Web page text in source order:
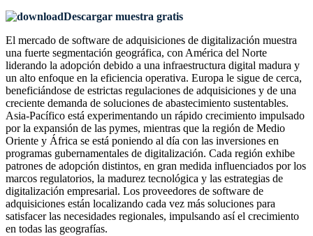
Descargar muestra gratis
El mercado de software de adquisiciones de digitalización muestra
una fuerte segmentación geográfica, con América del Norte
liderando la adopción debido a una infraestructura digital madura y
un alto enfoque en la eficiencia operativa. Europa le sigue de cerca,
beneficiándose de estrictas regulaciones de adquisiciones y de una
creciente demanda de soluciones de abastecimiento sustentables.
Asia-Pacífico está experimentando un rápido crecimiento impulsado
por la expansión de las pymes, mientras que la región de Medio
Oriente y África se está poniendo al día con las inversiones en
programas gubernamentales de digitalización. Cada región exhibe
patrones de adopción distintos, en gran medida influenciados por los
marcos regulatorios, la madurez tecnológica y las estrategias de
digitalización empresarial. Los proveedores de software de
adquisiciones están localizando cada vez más soluciones para
satisfacer las necesidades regionales, impulsando así el crecimiento
en todas las geografías.